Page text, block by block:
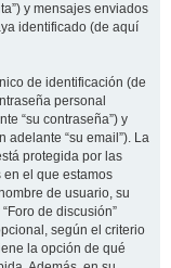
y mensajes enviados
identificado (de aquí
de identificación (de
personal
“su contraseña”) y
“su email”). La
protegida por las
en el que estamos
de usuario, su
de discusión”
según el criterio
la opción de qué